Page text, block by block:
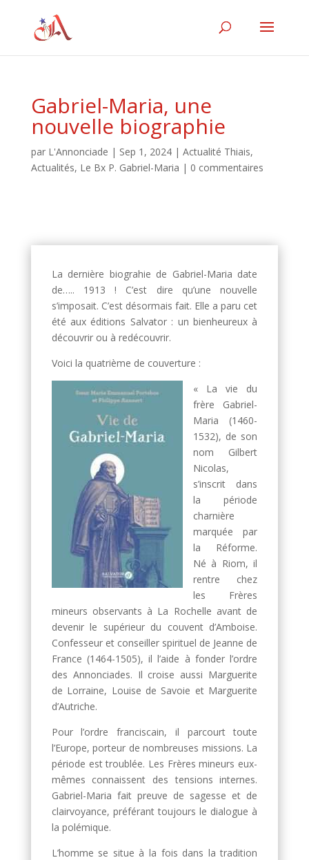
Gabriel-Maria, une
nouvelle biographie
par L'Annonciade | Sep 1, 2024| Actualité Thiais,
Actualités, Le Bx P. Gabriel-Maria | 0 commentaires
La dernière biograhie de Gabriel-Maria date
de….. 1913 ! C’est dire qu’une nouvelle
s’imposait. C’est désormais fait. Elle a paru cet
été aux éditions Salvator : un bienheureux à
découvrir ou à redécouvrir.
Voici la quatrième de couverture :
« La vie du
frère Gabriel-
Maria (1460-
1532), de son
nom Gilbert
Nicolas,
s’inscrit dans
la période
charnière
marquée par
la Réforme.
Né à Riom, il
rentre chez
les Frères
mineurs observants à La Rochelle avant de
devenir le supérieur du couvent d’Amboise.
Confesseur et conseiller spirituel de Jeanne de
France (1464-1505), il l’aide à fonder l’ordre
des Annonciades. Il croise aussi Marguerite
de Lorraine, Louise de Savoie et Marguerite
d’Autriche.
Pour l’ordre franciscain, il parcourt toute
l’Europe, porteur de nombreuses missions. La
période est troublée. Les Frères mineurs eux-
mêmes connaissent des tensions internes.
Gabriel-Maria fait preuve de sagesse et de
clairvoyance, préférant toujours le dialogue à
la polémique.
L’homme se situe à la fois dans la tradition